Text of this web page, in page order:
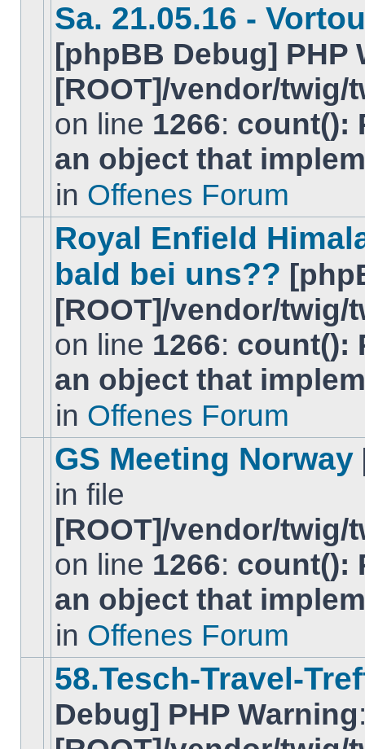
diesem
gibt
keine
neuen
BeitrÃ¤ge
Thema.
Sa. 21.05.16 -
[phpBB Debug] PHP
[ROOT]/vendor/
on line 1266: count():
an object that
in Offenes Forum
gibt
keine
neuen
BeitrÃ¤ge
Thema.
Royal Enfield
bald bei uns??
[ROOT]/vendor/
on line 1266: count():
an object that
in Offenes Forum
gibt
keine
neuen
BeitrÃ¤ge
Thema.
GS Meeting Norway
in file
[ROOT]/vendor/
on line 1266: count():
an object that
in Offenes Forum
58.Tesch-Travel-
Debug] PHP Warning